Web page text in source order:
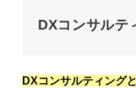
DXコンサルテ
DXコンサルティング